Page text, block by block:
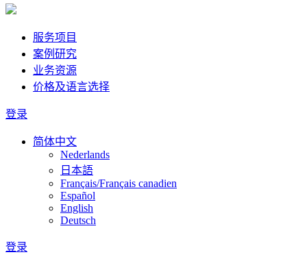
服务项目
案例研究
业务资源
价格及语言选择
登录
简体中文
Nederlands
日本語
Français/Français canadien
Español
English
Deutsch
登录